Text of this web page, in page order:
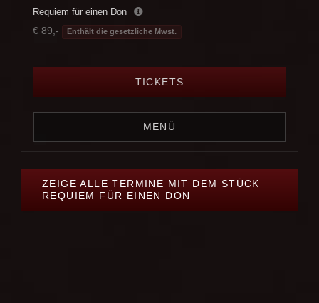
Requiem für einen Don
€ 89,- Enthält die gesetzliche Mwst.
TICKETS
MENÜ
ZEIGE ALLE TERMINE MIT DEM STÜCK
REQUIEM FÜR EINEN DON